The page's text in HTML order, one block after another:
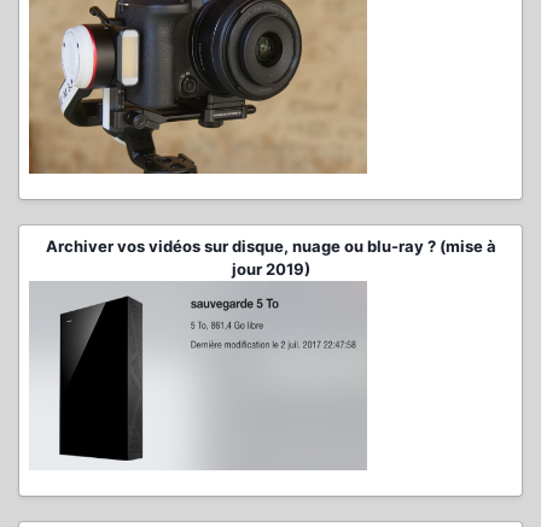
Archiver vos vidéos sur disque, nuage ou blu-ray ? (mise à
jour 2019)